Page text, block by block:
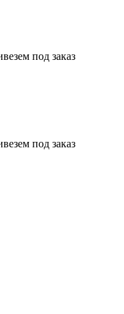
под заказ
под заказ